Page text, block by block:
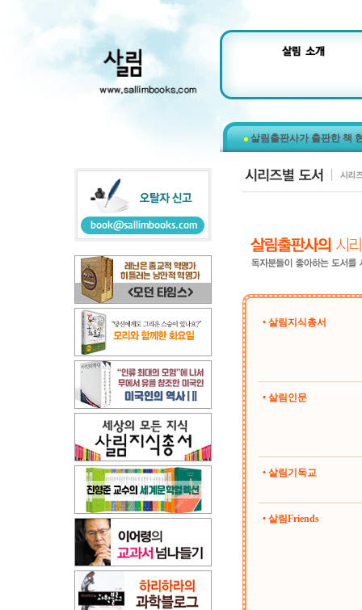
살림출판사가 출판한 책
• 살림지식총서
• 살림인문
• 살림기독교
• 살림Friends